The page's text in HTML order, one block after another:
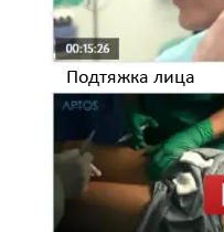
Подтяжка лица